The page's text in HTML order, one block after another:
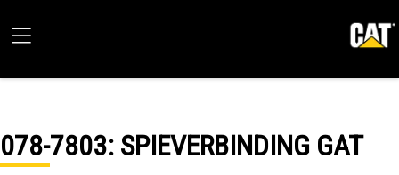
078-7803: SPIEVERBINDING GAT